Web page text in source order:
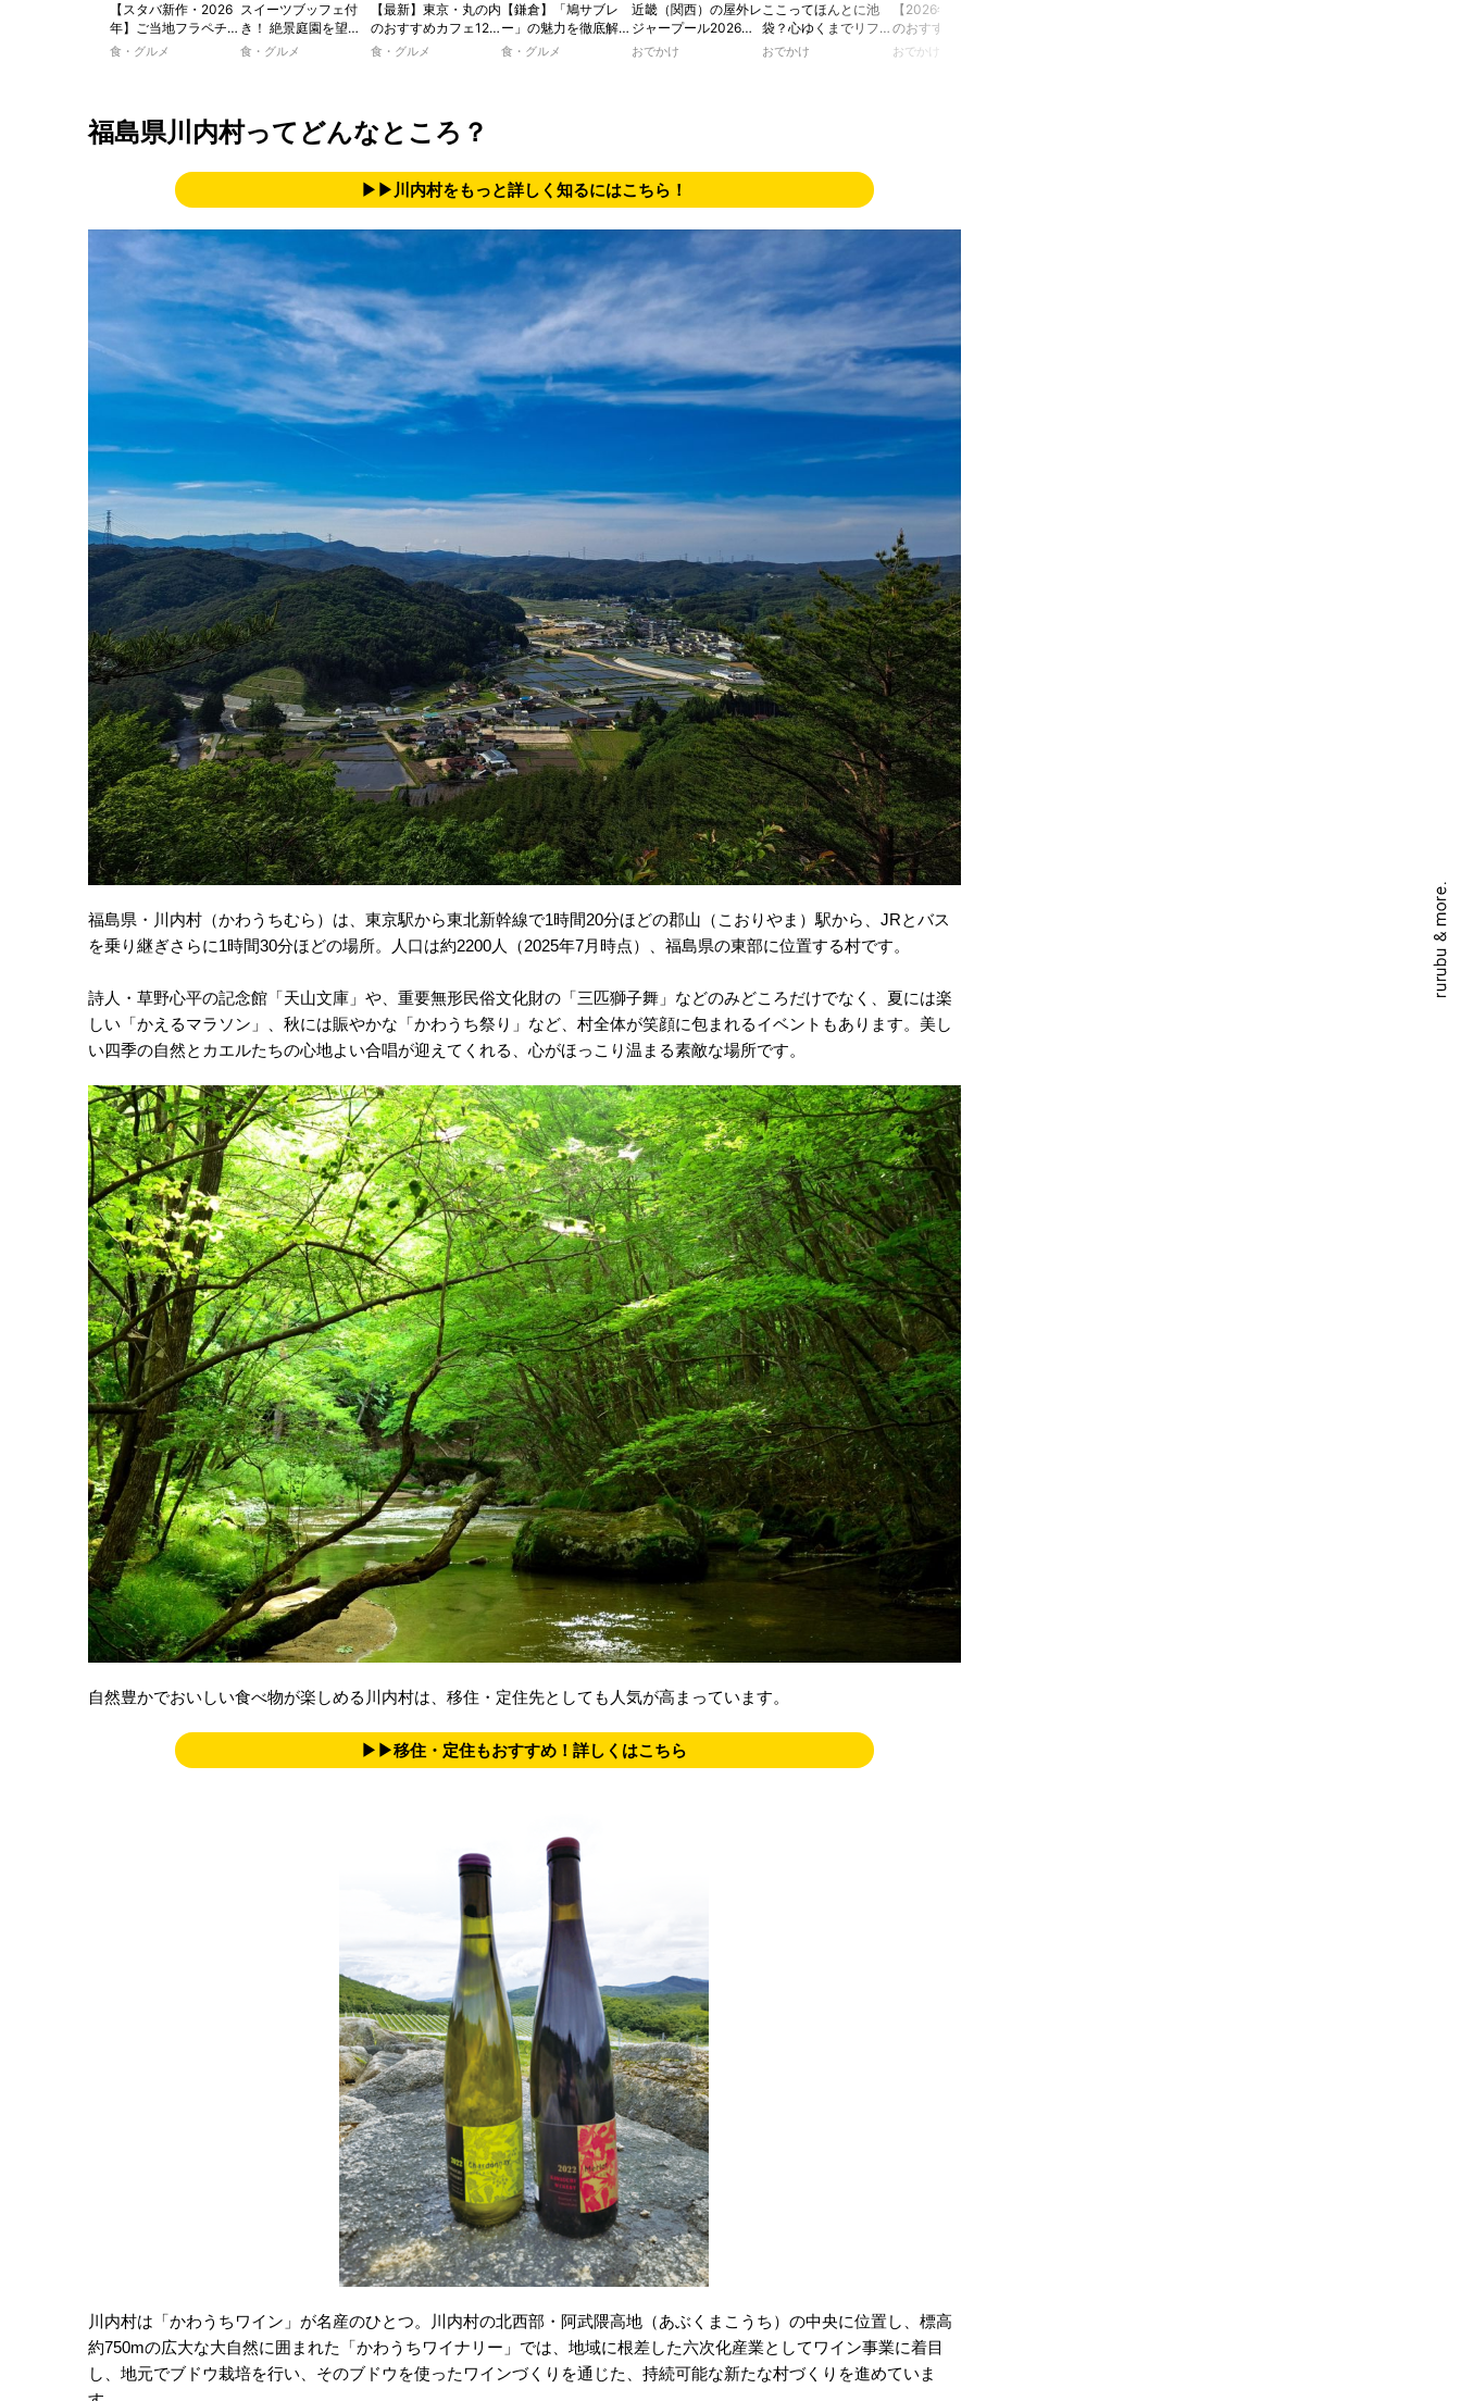
【スタバ新作・2026
年】ご当地フラペチー
ノが新登場！ 地域と
PROGRAM」が青
森・群馬・沖縄で始
食・グルメ
スイーツブッフェ付
き！ 絶景庭園を望む
ホテルレストランで味
食・グルメ
【最新】東京・丸の内
のおすすめカフェ12
選｜ひとりでゆったり
ルラウンジまで！
食・グルメ
【鎌倉】「鳩サブレ
ー」の魅力を徹底解
説！ 定番商品から限
食・グルメ
近畿（関西）の屋外レ
ジャープール2026！
ウォータースライダー
おでかけ
ここってほんとに池
袋？心ゆくまでリフレ
ッシュできる池袋・街
おでかけ
【2026年最新】関東
のおすすめの屋内プー
ル人気10選
おでかけ
福島県川内村ってどんなところ？
▶▶川内村をもっと詳しく知るにはこちら！
福島県・川内村（かわうちむら）は、東京駅から東北新幹線で1時間20分ほどの郡山（こおりやま）駅から、JRとバス
を乗り継ぎさらに1時間30分ほどの場所。人口は約2200人（2025年7月時点）、福島県の東部に位置する村です。
詩人・草野心平の記念館「天山文庫」や、重要無形民俗文化財の「三匹獅子舞」などのみどころだけでなく、夏には楽
しい「かえるマラソン」、秋には賑やかな「かわうち祭り」など、村全体が笑顔に包まれるイベントもあります。美し
い四季の自然とカエルたちの心地よい合唱が迎えてくれる、心がほっこり温まる素敵な場所です。
自然豊かでおいしい食べ物が楽しめる川内村は、移住・定住先としても人気が高まっています。
▶▶移住・定住もおすすめ！詳しくはこちら
川内村は「かわうちワイン」が名産のひとつ。川内村の北西部・阿武隈高地（あぶくまこうち）の中央に位置し、標高
約750mの広大な大自然に囲まれた「かわうちワイナリー」では、地域に根差した六次化産業としてワイン事業に着目
し、地元でブドウ栽培を行い、そのブドウを使ったワインづくりを通じた、持続可能な新たな村づくりを進めていま